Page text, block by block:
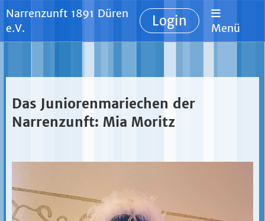
Narrenzunft 1891 Düren
e.V.
Login Menü
Das Juniorenmariechen der
Narrenzunft: Mia Moritz